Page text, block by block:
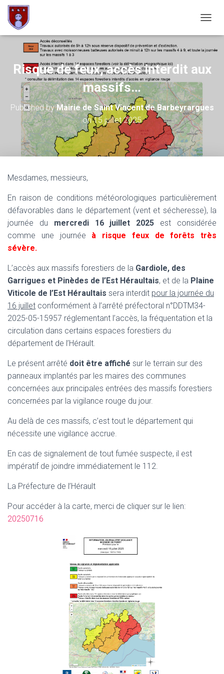
Risque de feux, accès interdit aux
massifs…
Published byMairie de Saint Vincent de Barbeyrargues
on15 juillet 2025
Mesdames, messieurs,
En raison de conditions météorologiques particulièrement
défavorables dans le département (vent et sécheresse), la
journée du mercredi 16 juillet 2025 est considérée
comme une journée à risque feux de forêts très
sévère.
L’accès aux massifs forestiers de la Gardiole, des
Garrigues et Pinèdes de l’Est Héraultais, et de la Plaine
Viticole de l’Est Héraultais sera interdit pour la journée du
16 juillet conformément à l’arrêté préfectoral n°DDTM34-
2025-05-15957 réglementant l’accès, la fréquentation et la
circulation dans certains espaces forestiers du
département de l’Hérault.
Le présent arrêté doit être affiché sur le terrain sur des
panneaux implantés par les maires des communes
concernées aux principales entrées des massifs forestiers
concernées par la vigilance rouge du jour.
Au delà de ces massifs, c’est tout le département qui
nécessite une vigilance accrue.
En cas de signalement de tout fumée suspecte, il est
impératif de joindre immédiatement le 112.
La Préfecture de l’Hérault
Pour accéder à la carte, merci de cliquer sur le lien:
20250716